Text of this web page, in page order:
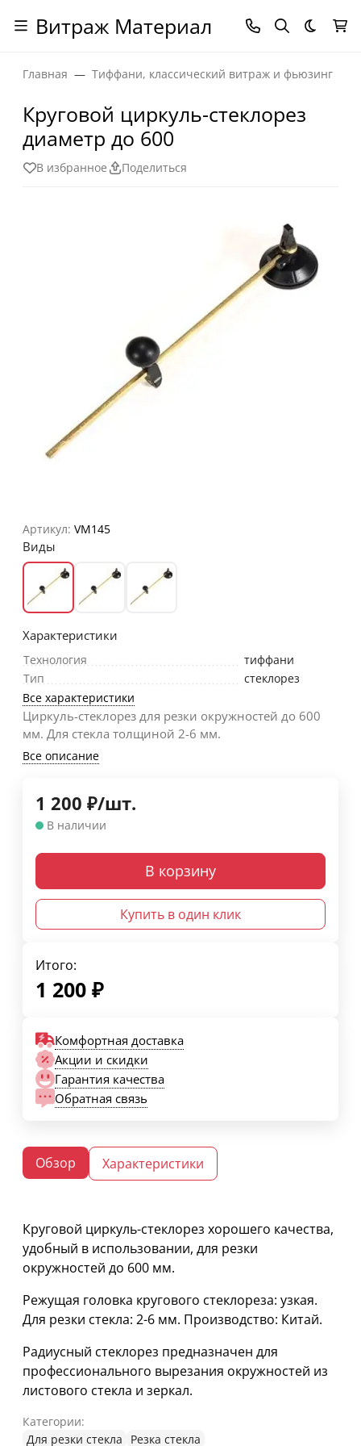
Витраж Материал Темная
Главная Тиффани, классический витраж и фьюзинг
Круговой циркуль-стеклорез
диаметр до 600
В избранное Поделиться
Артикул: VM145
Виды
Характеристики
Технология
тиффани
Тип
стеклорез
Все характеристики
Циркуль-стеклорез для резки окружностей до 600
мм. Для стекла толщиной 2-6 мм.
Все описание
1 200 ₽/шт.
В наличии
В корзину
Купить в один клик
Итого:
1 200 ₽
Комфортная доставка
Акции и скидки
Гарантия качества
Обратная связь
Обзор Характеристики
Круговой циркуль-стеклорез хорошего качества,
удобный в использовании, для резки
окружностей до 600 мм.
Режущая головка кругового стеклореза: узкая.
Для резки стекла: 2-6 мм. Производство: Китай.
Радиусный стеклорез предназначен для
профессионального вырезания окружностей из
листового стекла и зеркал.
Категории:
Для резки стекла
Резка стекла